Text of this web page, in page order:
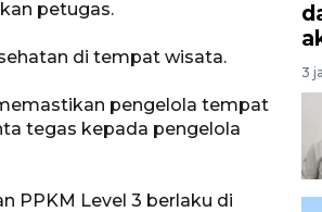
petugas.
di tempat wisata.
pengelola tempat
tegas kepada pengelola
PPKM Level 3 berlaku di
3